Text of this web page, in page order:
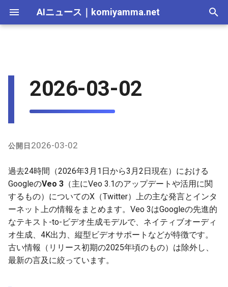
AIニュース komiyamma.net
a
l
z
n
g
s
2026-07-16
2026-07-13
2026-07-12
2026-07-11
2026-07-10
AI 総合｜2025年 2025-12-30
2025-12-27
2025-12-26
2025-12-25
2025-12-24
2026-07-16
2026-07-13
2026-07-12
2026-07-11
2026-07-10
生成AI｜2025年 2025-12-30
2025-12-27
2025-12-26
2025-12-25
2025-12-24
2026-07-05
2026-06-16
2026-05-31
2026-05-24
2026-05-17
2026-07-10
2026-06-19
2026-06-12
2026-06-05
2026-07-05
2026-06-14
2026-06-07
2026-05-31
2026-05-24
エディタ－｜2025年 2025-12-21
2025-12-07
2025-11-30
2025-11-23
2025-11-16
2026-07-05
2026-06-14
2026-06-07
2026-05-31
2026-05-24
2026-07-05
2026-06-14
2026-06-07
2026-05-31
2026-05-24
MCP｜2025年 2025-12-21
2025-11-30
2025-11-23
2025-11-16
2025-11-09
2026-07-16
2026-07-13
2026-07-12
2026-07-11
2026-07-10
Nano Banana｜2025年 2025-12-30
2025-12-27
2025-12-26
2025-12-25
2025-12-24
2026-07-05
2026-06-14
2026-06-07
2026-05-31
2026-05-24
Adobe Firefly｜2025年 2025-12-21
2025-11-30
2025-11-23
2025-11-16
2025-11-09
2026-07-05
2026-06-17
2026-06-14
2026-06-07
2026-07-05
2026-06-14
2026-06-07
2026-05-31
2026-05-10
内の関連ポスト中心）
2025-12-30
2025-12-28
2025-12-27
2025-12-26
2025-12-25
2025-12-24
2026-07-05
2026-06-14
2026-06-07
2026-05-31
2026-05-24
Suno｜2025年 2025-12-21
2026-07-15
2026-07-12
2026-07-11
2026-07-10
2026-07-09
2026-07-04
2026-06-13
2026-06-10
2026-06-06
2026-05-30
2026-07-04
2026-06-13
2026-06-06
2026-05-30
2026-05-23
2026-07-15
2026-07-12
2026-07-11
2026-07-09
2026-07-08
2026-07-05
2026-06-14
2026-06-07
2026-05-31
2026-05-24
2026-03-02
公開日 2026-03-02
過去24時間（2026年3月1日から3月2日現在）における
GoogleのVeo 3 （主にVeo 3.1のアップデートや活用に関
するもの）についてのX（Twitter）上の主な発言とインタ
ーネット上の情報をまとめます。Veo 3はGoogleの先進的
なテキスト-to-ビデオ生成モデルで、ネイティブオーディ
オ生成、4K出力、縦型ビデオサポートなどが特徴です。
古い情報（リリース初期の2025年頃のもの）は除外し、
最新の言及に絞っています。